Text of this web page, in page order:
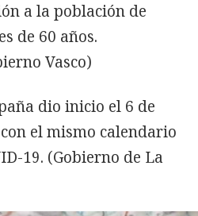
a la población de
de 60 años.
Vasco)
dio inicio el 6 de
el mismo calendario
19. (Gobierno de La